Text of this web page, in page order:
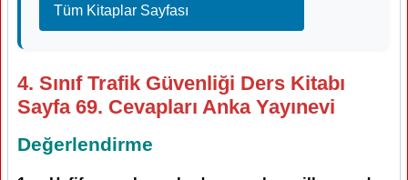
Tüm Kitaplar Sayfası
4. Sınıf Trafik Güvenliği Ders Kitabı
Sayfa 69. Cevapları Anka Yayınevi
Değerlendirme